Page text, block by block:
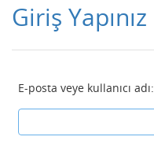
Giriş Yapınız
E-posta veye kullanıcı adı: